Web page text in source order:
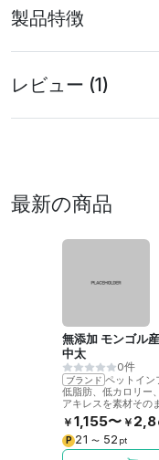
製品特徴
レビュー (1)
最新の商品
無添加 モンゴル
中太
0件
ブランド
低脂肪、低カロリー
アキレスを素材その
させました。噛むこ
ポート。
￥ 1,155〜 ￥
P 21 〜 52 pt